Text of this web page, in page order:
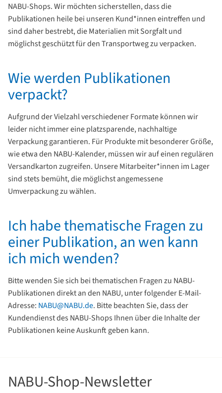
NABU-Shops. Wir möchten sicherstellen, dass die
Publikationen heile bei unseren Kund*innen eintreffen und
sind daher bestrebt, die Materialien mit Sorgfalt und
möglichst geschützt für den Transportweg zu verpacken.
Wie werden Publikationen
verpackt?
Aufgrund der Vielzahl verschiedener Formate können wir
leider nicht immer eine platzsparende, nachhaltige
Verpackung garantieren. Für Produkte mit besonderer Größe,
wie etwa den NABU-Kalender, müssen wir auf einen regulären
Versandkarton zugreifen. Unsere Mitarbeiter*innen im Lager
sind stets bemüht, die möglichst angemessene
Umverpackung zu wählen.
Ich habe thematische Fragen zu
einer Publikation, an wen kann
ich mich wenden?
Bitte wenden Sie sich bei thematischen Fragen zu NABU-
Publikationen direkt an den NABU, unter folgender E-Mail-
Adresse: NABU@NABU.de. Bitte beachten Sie, dass der
Kundendienst des NABU-Shops Ihnen über die Inhalte der
Publikationen keine Auskunft geben kann.
NABU-Shop-Newsletter